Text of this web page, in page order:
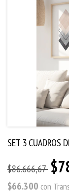
SET 3 CUADROS
$86.666,67
$66.300 con